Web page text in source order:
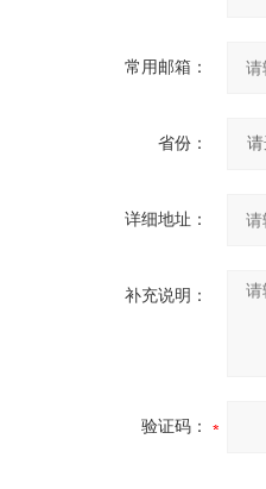
常用邮箱：
省份：
详细地址：
补充说明：
验证码：